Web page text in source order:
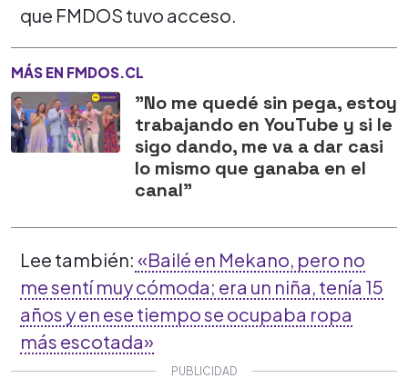
que FMDOS tuvo acceso.
MÁS EN FMDOS.CL
"No me quedé sin pega, estoy
trabajando en YouTube y si le
sigo dando, me va a dar casi
lo mismo que ganaba en el
canal"
Lee también: «Bailé en Mekano, pero no
me sentí muy cómoda; era un niña, tenía 15
años y en ese tiempo se ocupaba ropa
más escotada»